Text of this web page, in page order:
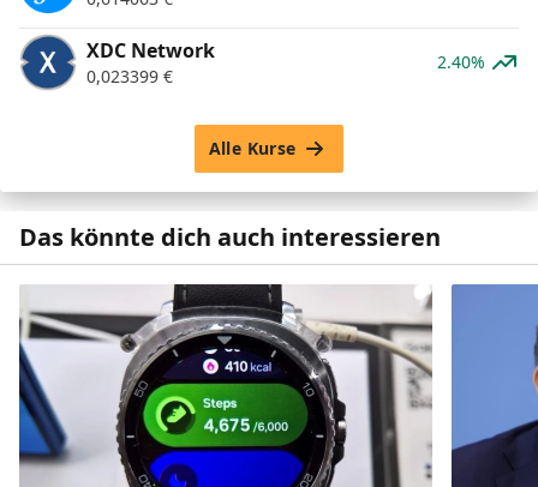
XDC Network
0,023399 €
2.40%
Alle Kurse
Das könnte dich auch interessieren